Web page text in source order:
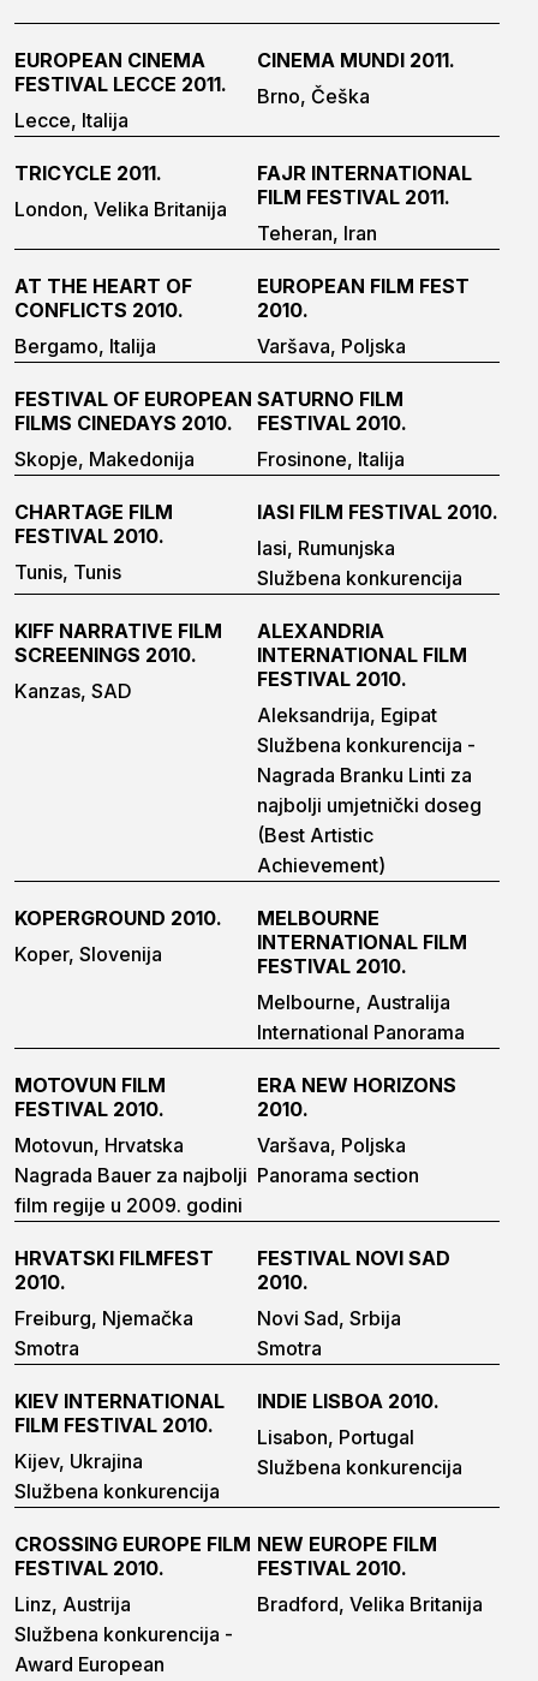
EUROPEAN CINEMA
FESTIVAL LECCE 2011.
Lecce, Italija
CINEMA MUNDI 2011.
Brno, Češka
TRICYCLE 2011.
London, Velika Britanija
FAJR INTERNATIONAL
FILM FESTIVAL 2011.
Teheran, Iran
AT THE HEART OF
CONFLICTS 2010.
Bergamo, Italija
EUROPEAN FILM FEST
2010.
Varšava, Poljska
FESTIVAL OF EUROPEAN
FILMS CINEDAYS 2010.
Skopje, Makedonija
SATURNO FILM
FESTIVAL 2010.
Frosinone, Italija
CHARTAGE FILM
FESTIVAL 2010.
Tunis, Tunis
IASI FILM FESTIVAL 2010.
Iasi, Rumunjska
Službena konkurencija
KIFF NARRATIVE FILM
SCREENINGS 2010.
Kanzas, SAD
ALEXANDRIA
INTERNATIONAL FILM
FESTIVAL 2010.
Aleksandrija, Egipat
Službena konkurencija -
Nagrada Branku Linti za
najbolji umjetnički doseg
(Best Artistic
Achievement)
KOPERGROUND 2010.
Koper, Slovenija
MELBOURNE
INTERNATIONAL FILM
FESTIVAL 2010.
Melbourne, Australija
International Panorama
MOTOVUN FILM
FESTIVAL 2010.
Motovun, Hrvatska
Nagrada Bauer za najbolji
film regije u 2009. godini
ERA NEW HORIZONS
2010.
Varšava, Poljska
Panorama section
HRVATSKI FILMFEST
2010.
Freiburg, Njemačka
Smotra
FESTIVAL NOVI SAD
2010.
Novi Sad, Srbija
Smotra
KIEV INTERNATIONAL
FILM FESTIVAL 2010.
Kijev, Ukrajina
Službena konkurencija
INDIE LISBOA 2010.
Lisabon, Portugal
Službena konkurencija
CROSSING EUROPE FILM
FESTIVAL 2010.
Linz, Austrija
Službena konkurencija -
Award European
NEW EUROPE FILM
FESTIVAL 2010.
Bradford, Velika Britanija